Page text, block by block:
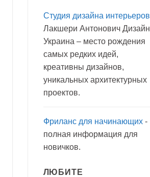
Вода
мылом
на
прогулку
антисептик.
Студия дизайна интерьеров
Лакшери Антонович Дизайн
Украина – место рождения
самых редких идей,
креативны дизайнов,
уникальных архитектурных
проектов.
Фриланс для начинающих-
полная информация для
новичков.
ЛЮБИТЕ